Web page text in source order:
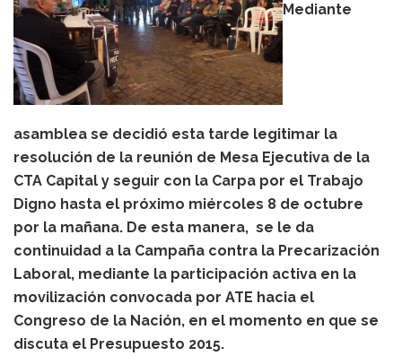
Mediante
asamblea se decidió esta tarde legitimar la
resolución de la reunión de Mesa Ejecutiva de la
CTA Capital y seguir con la Carpa por el Trabajo
Digno hasta el próximo miércoles 8 de octubre
por la mañana. De esta manera, se le da
continuidad a la Campaña contra la Precarización
Laboral, mediante la participación activa en la
movilización convocada por ATE hacia el
Congreso de la Nación, en el momento en que se
discuta el Presupuesto 2015.